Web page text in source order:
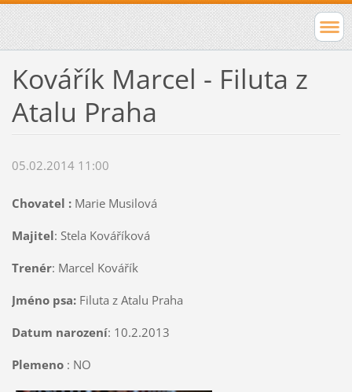
Kovářík Marcel - Filuta z
Atalu Praha
05.02.2014 11:00
Chovatel : Marie Musilová
Majitel: Stela Kováříková
Trenér: Marcel Kovářík
Jméno psa:Filuta z Atalu Praha
Datum narození: 10.2.2013
Plemeno: NO